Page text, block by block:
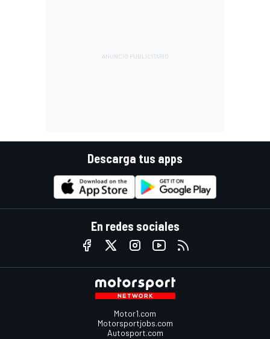
Descarga tus apps
En redes sociales
Motor1.com
Motorsportjobs.com
Autosport.com